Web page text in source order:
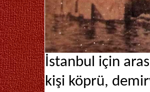
İstanbul için
kişi köprü,